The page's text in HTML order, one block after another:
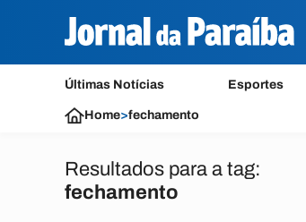
Últimas Notícias Esportes
Home>fechamento
Resultados para a tag:
fechamento